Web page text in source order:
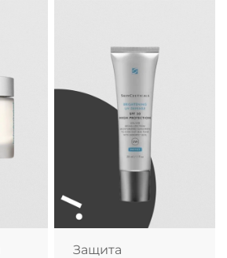
Защита